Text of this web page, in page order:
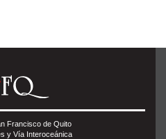
Francisco de Quito
y Vía Interoceánica